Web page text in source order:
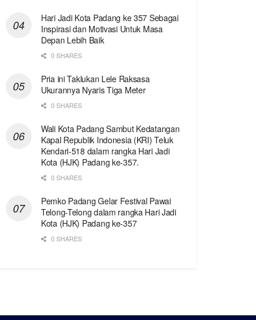
Hari Jadi Kota Padang ke 357 Sebagai
Inspirasi dan Motivasi Untuk Masa
Depan Lebih Baik
0 SHARES
Pria ini Taklukan Lele Raksasa
Ukurannya Nyaris Tiga Meter
0 SHARES
Wali Kota Padang Sambut Kedatangan
Kapal Republik Indonesia (KRI) Teluk
Kendari-518 dalam rangka Hari Jadi
Kota (HJK) Padang ke-357.
0 SHARES
Pemko Padang Gelar Festival Pawai
Telong-Telong dalam rangka Hari Jadi
Kota (HJK) Padang ke-357
0 SHARES